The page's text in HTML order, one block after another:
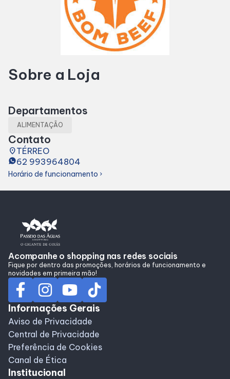
Cinema
Fique Por Dentro
Lojas e Restaurantes
Alimentação
Programa de Benefícios
Sobre a Loja
Departamentos
ALIMENTAÇÃO
Contato
placeTÉRREO
62 993964804
Horário de funcionamento chevron_right
Acompanhe o shopping nas redes sociais
Fique por dentro das promoções, horários de funcionamento e
novidades em primeira mão!
Informações Gerais
Aviso de Privacidade
Central de Privacidade
Preferência de Cookies
Canal de Ética
Institucional